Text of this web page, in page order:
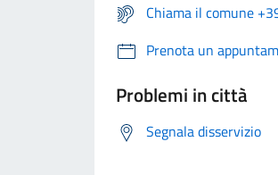
Chiama il comune
Prenota un
Problemi in città
Segnala disservizio